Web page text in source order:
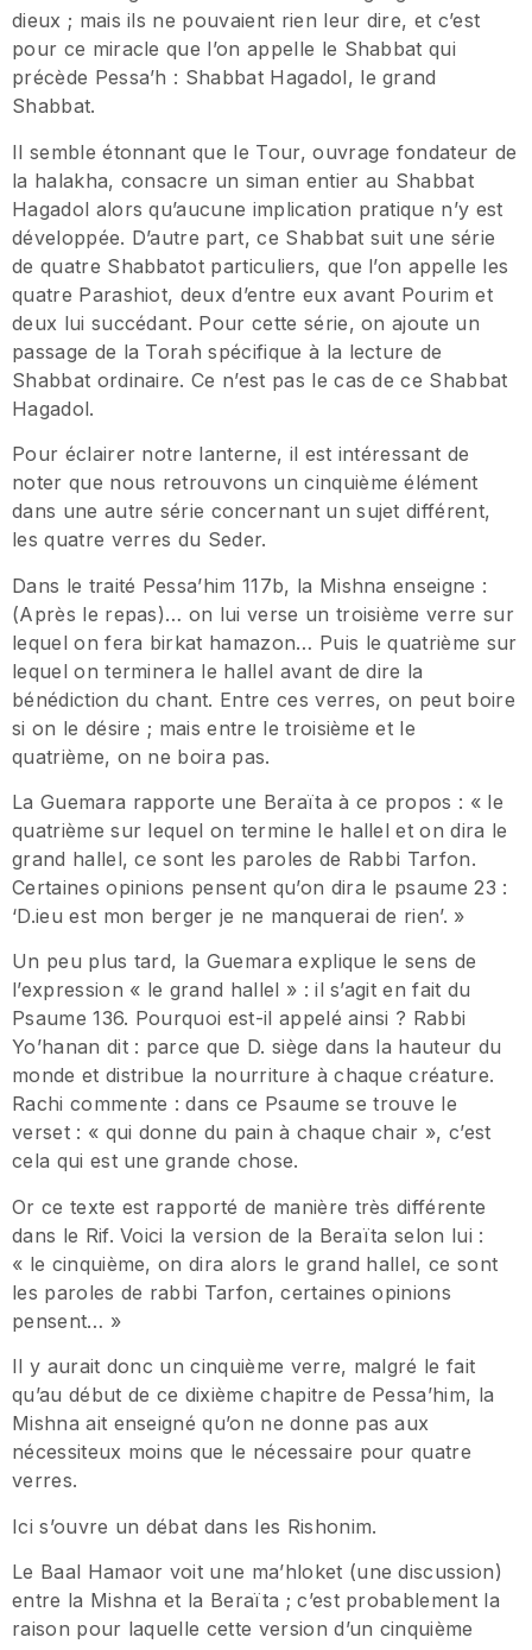
dieux ; mais ils ne pouvaient rien leur dire, et c’est
pour ce miracle que l’on appelle le Shabbat qui
précède Pessa’h : Shabbat Hagadol, le grand
Shabbat.
Il semble étonnant que le Tour, ouvrage fondateur de
la halakha, consacre un siman entier au Shabbat
Hagadol alors qu’aucune implication pratique n’y est
développée. D’autre part, ce Shabbat suit une série
de quatre Shabbatot particuliers, que l’on appelle les
quatre Parashiot, deux d’entre eux avant Pourim et
deux lui succédant. Pour cette série, on ajoute un
passage de la Torah spécifique à la lecture de
Shabbat ordinaire. Ce n’est pas le cas de ce Shabbat
Hagadol.
Pour éclairer notre lanterne, il est intéressant de
noter que nous retrouvons un cinquième élément
dans une autre série concernant un sujet différent,
les quatre verres du Seder.
Dans le traité Pessa’him 117b, la Mishna enseigne :
(Après le repas)… on lui verse un troisième verre sur
lequel on fera birkat hamazon… Puis le quatrième sur
lequel on terminera le hallel avant de dire la
bénédiction du chant. Entre ces verres, on peut boire
si on le désire ; mais entre le troisième et le
quatrième, on ne boira pas.
La Guemara rapporte une Beraïta à ce propos : « le
quatrième sur lequel on termine le hallel et on dira le
grand hallel, ce sont les paroles de Rabbi Tarfon.
Certaines opinions pensent qu’on dira le psaume 23 :
‘D.ieu est mon berger je ne manquerai de rien’. »
Un peu plus tard, la Guemara explique le sens de
l’expression « le grand hallel » : il s’agit en fait du
Psaume 136. Pourquoi est-il appelé ainsi ? Rabbi
Yo’hanan dit : parce que D. siège dans la hauteur du
monde et distribue la nourriture à chaque créature.
Rachi commente : dans ce Psaume se trouve le
verset : « qui donne du pain à chaque chair », c’est
cela qui est une grande chose.
Or ce texte est rapporté de manière très différente
dans le Rif. Voici la version de la Beraïta selon lui :
« le cinquième, on dira alors le grand hallel, ce sont
les paroles de rabbi Tarfon, certaines opinions
pensent… »
Il y aurait donc un cinquième verre, malgré le fait
qu’au début de ce dixième chapitre de Pessa’him, la
Mishna ait enseigné qu’on ne donne pas aux
nécessiteux moins que le nécessaire pour quatre
verres.
Ici s’ouvre un débat dans les Rishonim.
Le Baal Hamaor voit une ma’hloket (une discussion)
entre la Mishna et la Beraïta ; c’est probablement la
raison pour laquelle cette version d’un cinquième